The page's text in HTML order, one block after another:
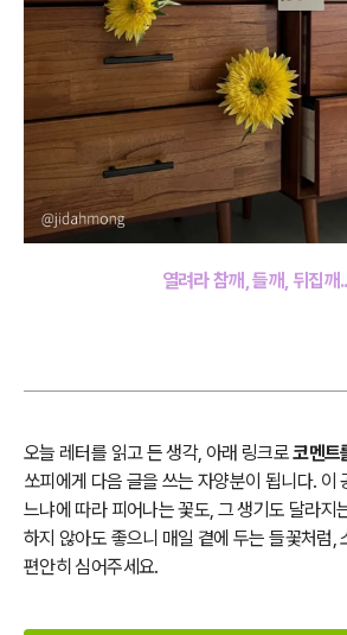
열려라 참깨, 들깨, 뒤집깨
오늘 레터를 읽고 든 생각, 아래 링크로코멘트
쏘피에게 다음 글을 쓰는 자양분이 됩니다. 이
느냐에 따라 피어나는 꽃도, 그 생기도 달라지
하지 않아도 좋으니 매일 곁에 두는 들꽃처럼,
편안히 심어주세요.